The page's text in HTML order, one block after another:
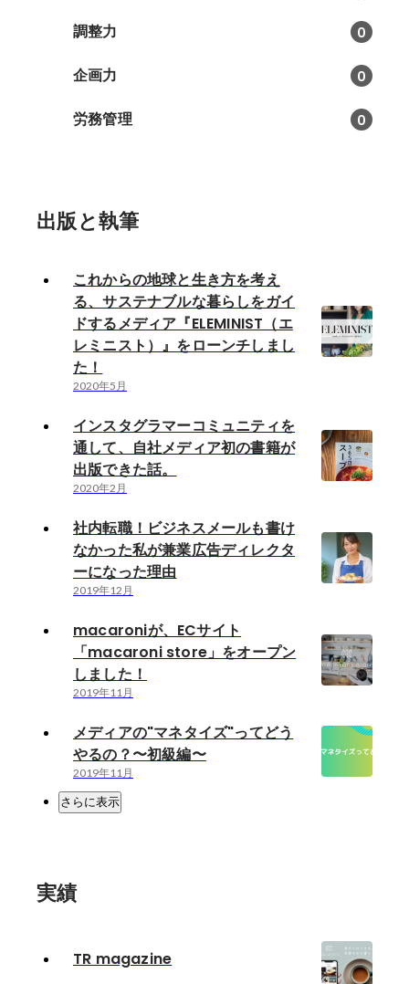
調整力 0
企画力 0
労務管理 0
出版と執筆
これからの地球と生き方を考え
る、サステナブルな暮らしをガイ
ドするメディア『ELEMINIST（エ
レミニスト）』をローンチしまし
た！
2020年5月
インスタグラマーコミュニティを
通して、自社メディア初の書籍が
出版できた話。
2020年2月
社内転職！ビジネスメールも書け
なかった私が兼業広告ディレクタ
ーになった理由
2019年12月
macaroniが、ECサイト
「macaroni store」をオープン
しました！
2019年11月
メディアの"マネタイズ"ってどう
やるの？〜初級編〜
2019年11月
さらに表示
実績
TR magazine